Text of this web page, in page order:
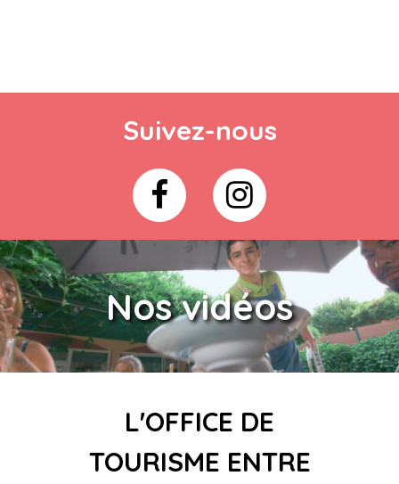
Suivez-nous
Nos vidéos
L'OFFICE DE
TOURISME ENTRE